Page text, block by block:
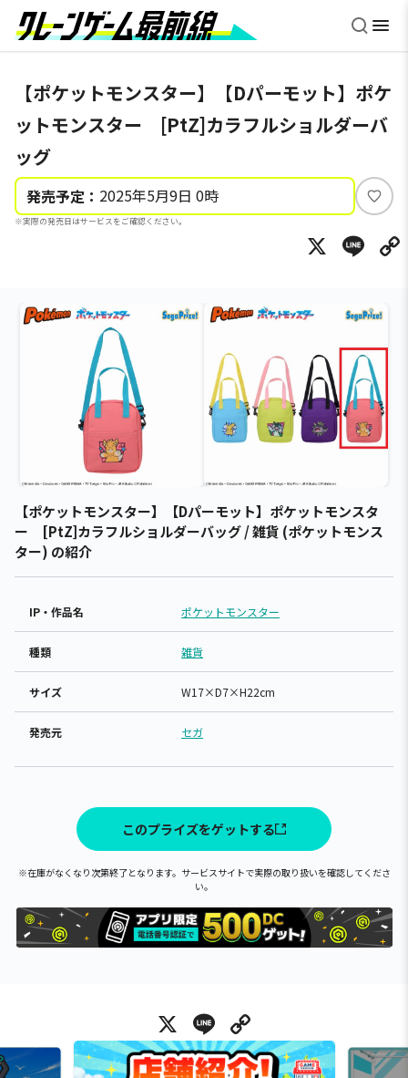
【ポケットモンスター】【Dパーモット】ポケ
ットモンスター [PtZ]カラフルショルダーバ
ッグ
発売予定： 2025年5月9日 0時
※実際の発売日はサービスをご確認ください。
い
ね
X
【ポケットモンスター】【Dパーモット】ポケットモンスタ
ー [PtZ]カラフルショルダーバッグ / 雑貨 (ポケットモンス
ター) の紹介
IP・作品名 ポケットモンスター
種類 雑貨
サイズ W17×D7×H22cm
発売元 セガ
このプライズをゲットする
※在庫がなくなり次第終了となります。サービスサイトで実際の取り扱いを確認してくださ
い。
X Line